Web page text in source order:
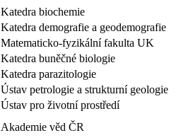
Katedra biochemie
Katedra demografie a geodemografie
Matematicko-fyzikální fakulta UK
Katedra buněčné biologie
Katedra parazitologie
Ústav petrologie a strukturní geologie
Ústav pro životní prostředí
Akademie věd ČR